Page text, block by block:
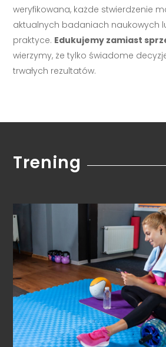
weryfikowana, każde stwierdzenie
aktualnych badaniach naukowych
praktyce. Edukujemy zamiast
wierzymy, że tylko świadome
trwałych rezultatów.
Trening